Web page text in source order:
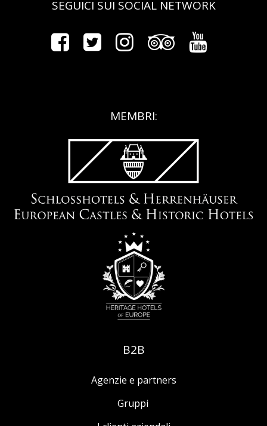
SEGUICI SUI SOCIAL NETWORK
MEMBRI:
B2B
Agenzie e partners
Gruppi